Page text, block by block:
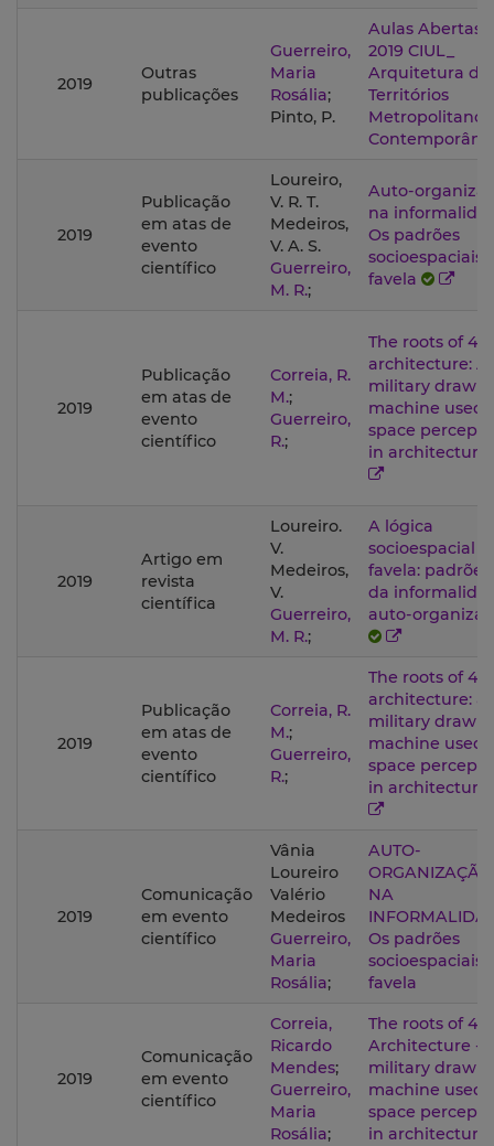
2019
Outras
publicações
Guerreiro,
Maria
Rosália;
Pinto, P.
Aulas Abertas
2019 CIUL_
Arquitetura
Territórios
Metropolitanos
2019
Publicação
em atas de
evento
científico
Loureiro,
V. R. T.
Medeiros,
V. A. S.
Guerreiro,
M. R.;
Auto-
na
Os padrões
socioespaciais
favela
2019
Publicação
em atas de
evento
científico
Correia, R.
M.;
Guerreiro,
R.;
The roots of
architecture: A
military
machine used
space
in architecture
2019
Artigo em
revista
científica
Loureiro.
V.
Medeiros,
V.
Guerreiro,
M. R.;
A lógica
socioespacial
favela: padrões
da
auto-
2019
Publicação
em atas de
evento
científico
Correia, R.
M.;
Guerreiro,
R.;
The roots of
architecture: a
military
machine used
space
in architecture
2019
Comunicação
em evento
científico
Vânia
Loureiro
Valério
Medeiros
Guerreiro,
Maria
Rosália;
AUTO-
ORGANIZAÇÃO
NA
Os padrões
socioespaciais
favela
2019
Comunicação
em evento
científico
Correia,
Ricardo
Mendes;
Guerreiro,
Maria
Rosália;
The roots of
Architecture -
military
machine used
space
in architecture